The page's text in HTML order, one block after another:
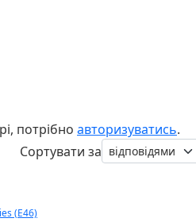
потрібно авторизуватись.
Сортувати за
(E46)